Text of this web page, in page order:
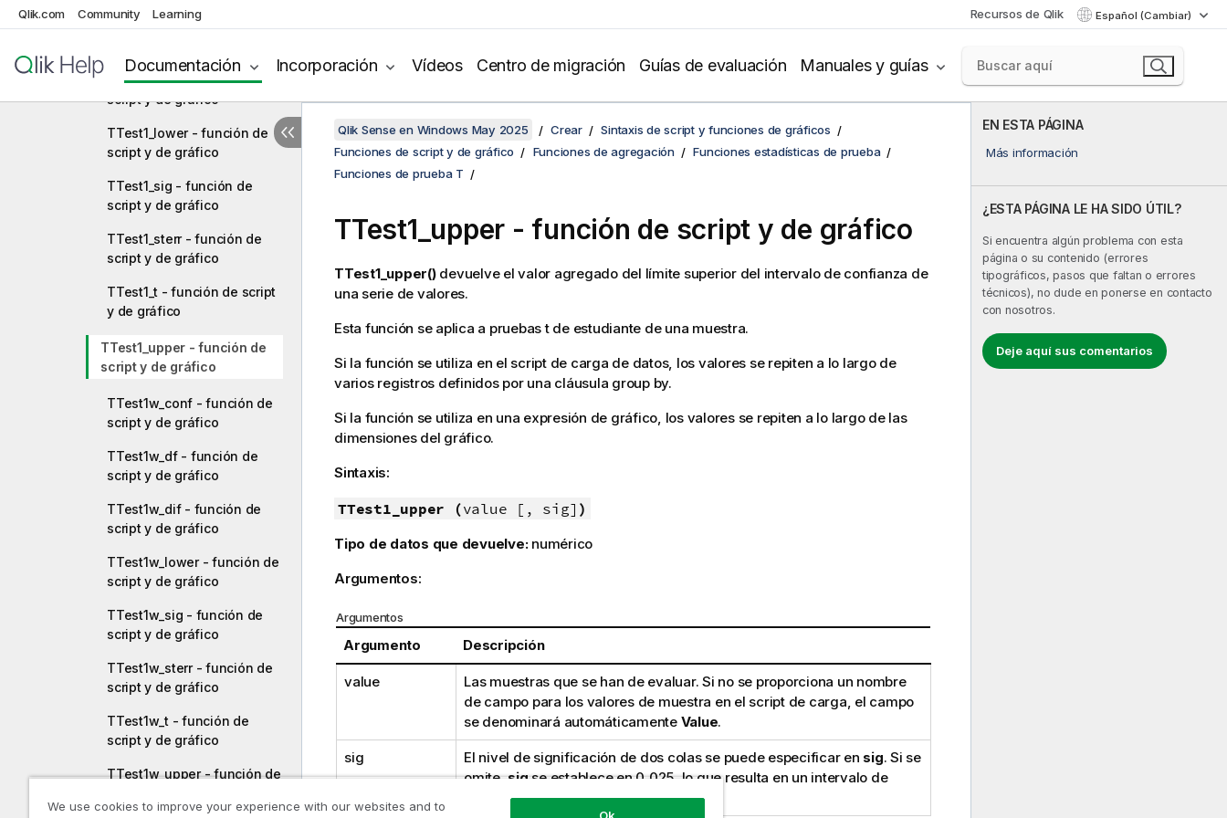
Qlik.com Community Learning Recursos de Qlik Español (Cambiar)
Documentación Incorporación Vídeos Centro de migración Guías de evaluación Manuales y guías
TTest1_df - función de
TTest1_dif - función de
script y de gráfico
TTest1_lower - función de
script y de gráfico
TTest1_sig - función de
script y de gráfico
TTest1_sterr - función de
script y de gráfico
TTest1_t - función de script
y de gráfico
TTest1_upper - función de
script y de gráfico
TTest1w_conf - función de
script y de gráfico
TTest1w_df - función de
script y de gráfico
TTest1w_dif - función de
script y de gráfico
TTest1w_lower - función de
script y de gráfico
TTest1w_sig - función de
script y de gráfico
TTest1w_sterr - función de
script y de gráfico
TTest1w_t - función de
script y de gráfico
TTest1w_upper - función de
EN ESTA PÁGINA
Más información
¿ESTA PÁGINA LE HA SIDO ÚTIL?
Si encuentra algún problema con esta
página o su contenido (errores
tipográficos, pasos que faltan o errores
técnicos), no dude en ponerse en contacto
con nosotros.
Deje aquí sus comentarios
Qlik Sense en Windows May 2025 Crear
Sintaxis de script y funciones de gráficos
Funciones de script y de gráfico
Funciones de agregación
Funciones estadísticas de prueba
Funciones de prueba T
TTest1_upper - función de script y de gráfico
TTest1_upper()devuelve el valor agregado del límite superior del intervalo de confianza de
una serie de valores.
Esta función se aplica a pruebas t de estudiante de una muestra.
Si la función se utiliza en el script de carga de datos, los valores se repiten a lo largo de
varios registros definidos por una cláusula group by.
Si la función se utiliza en una expresión de gráfico, los valores se repiten a lo largo de las
dimensiones del gráfico.
Sintaxis:
TTest1_upper (value [, sig] )
Tipo de datos que devuelve: numérico
Argumentos:
Argumentos
Argumento Descripción
value
Las muestras que se han de evaluar. Si no se proporciona un nombre
de campo para los valores de muestra en el script de carga, el campo
se denominará automáticamente Value.
sig El nivel de significación de dos colas se puede especificar en sig. Si se
omite,sigse establece en 0,025, lo que resulta en un intervalo de
confianza del 95%.
We use cookies to improve your experience with our websites and to